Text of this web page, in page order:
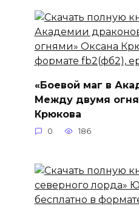
«Боевой маг в
Между двумя
Крюкова
0 186